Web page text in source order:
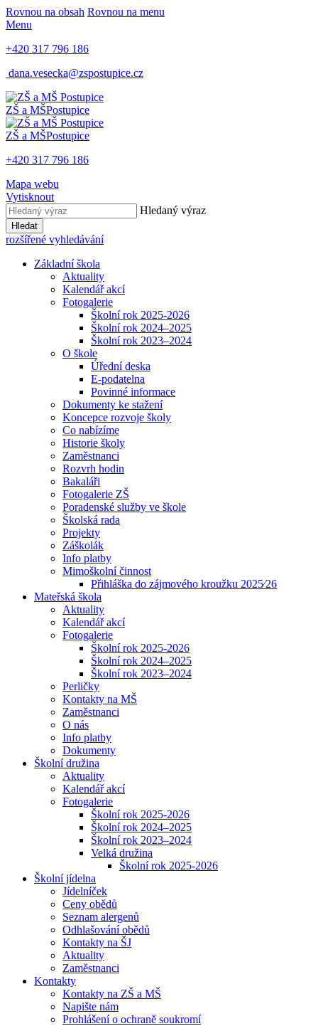
Rovnou na obsah Rovnou na menu
Menu
+420 317 796 186
dana.vesecka@zspostupice.cz
ZŠ a MŠPostupice
ZŠ a MŠPostupice
+420 317 796 186
Mapa webu
Vytisknout
Hledaný výraz
Hledat
rozšířené vyhledávání
Základní škola
Aktuality
Kalendář akcí
Fotogalerie
Školní rok 2025-2026
Školní rok 2024–2025
Školní rok 2023–2024
O škole
Úřední deska
E-podatelna
Povinné informace
Dokumenty ke stažení
Koncepce rozvoje školy
Co nabízíme
Historie školy
Zaměstnanci
Rozvrh hodin
Bakaláři
Fotogalerie ZŠ
Poradenské služby ve škole
Školská rada
Projekty
Záškolák
Info platby
Mimoškolní činnost
Přihláška do zájmového kroužku 2025⁄26
Mateřská škola
Aktuality
Kalendář akcí
Fotogalerie
Školní rok 2025-2026
Školní rok 2024–2025
Školní rok 2023–2024
Perličky
Kontakty na MŠ
Zaměstnanci
O nás
Info platby
Dokumenty
Školní družina
Aktuality
Kalendář akcí
Fotogalerie
Školní rok 2025-2026
Školní rok 2024–2025
Školní rok 2023–2024
Velká družina
Školní rok 2025-2026
Školní jídelna
Jídelníček
Ceny obědů
Seznam alergenů
Odhlašování obědů
Kontakty na ŠJ
Aktuality
Zaměstnanci
Kontakty
Kontakty na ZŠ a MŠ
Napište nám
Prohlášení o ochraně soukromí